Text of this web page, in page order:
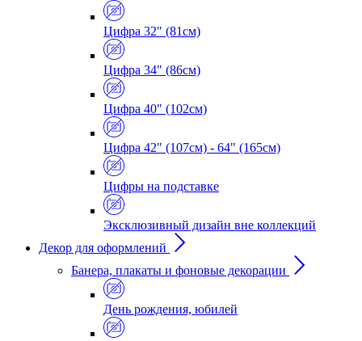
Цифра 32" (81см)
Цифра 34" (86см)
Цифра 40" (102см)
Цифра 42" (107см) - 64" (165см)
Цифры на подставке
Эксклюзивный дизайн вне коллекций
Декор для оформлений
Банера, плакаты и фоновые декорации
День рождения, юбилей